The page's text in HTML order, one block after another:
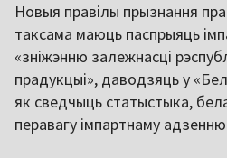
Новыя правілы прызнання
таксама маюць паспрыяць
«зніжэнню залежнасці
прадукцыі», даводзяць у
як сведчыць статыстыка,
перавагу імпартнаму